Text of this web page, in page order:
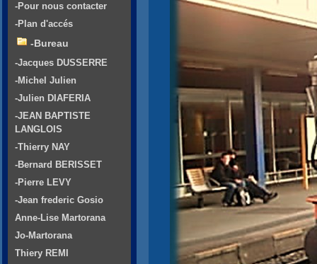
-Pour nous contacter
-Plan d'accés
-Bureau
-Jacques DUSSERRE
-Michel Julien
-Julien DIAFERIA
-JEAN BAPTISTE
LANGLOIS
-Thierry NAY
-Bernard BERISSET
-Pierre LEVY
-Jean frederic Gosio
Anne-Lise Martorana
Jo-Martorana
Thiery REMI